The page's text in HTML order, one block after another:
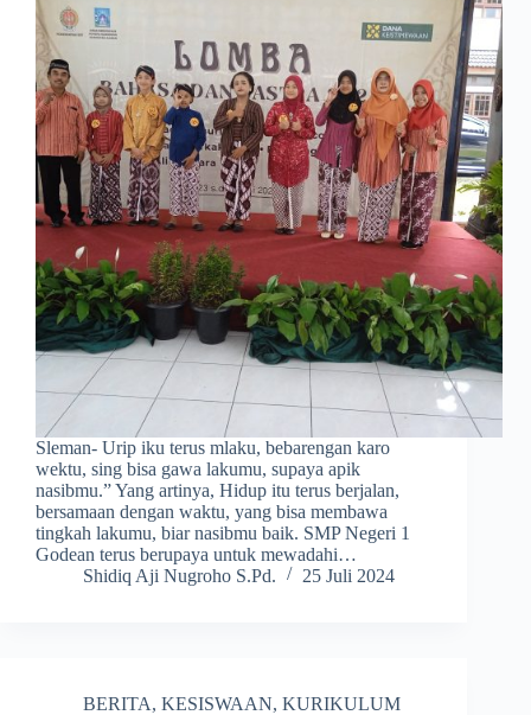
Sleman- Urip iku terus mlaku, bebarengan karo
wektu, sing bisa gawa lakumu, supaya apik
nasibmu.” Yang artinya, Hidup itu terus berjalan,
bersamaan dengan waktu, yang bisa membawa
tingkah lakumu, biar nasibmu baik. SMP Negeri 1
Godean terus berupaya untuk mewadahi…
Shidiq Aji Nugroho S.Pd.
25 Juli 2024
BERITA, KESISWAAN, KURIKULUM